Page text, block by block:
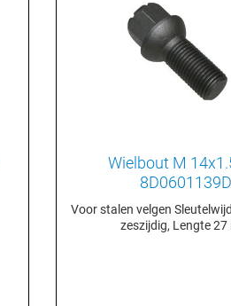
Wielbout M
8D0601139D
Voor stalen velgen
zeszijdig, Lengte 27